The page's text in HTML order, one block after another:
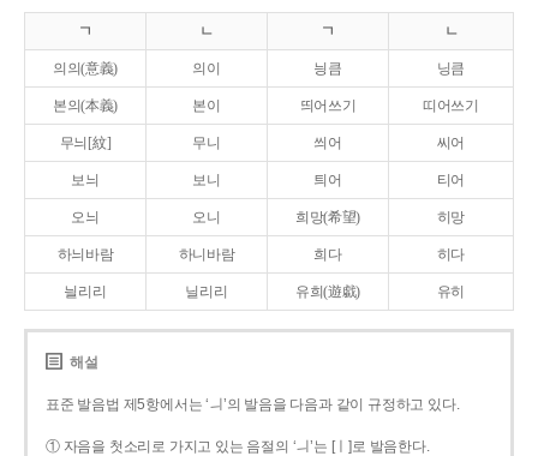
ㄱ ㄴ ㄱ ㄴ
의의(意義) 의이 닁큼 닝큼
본의(本義) 본이 띄어쓰기 띠어쓰기
무늬[紋] 무니 씌어 씨어
보늬 보니 틔어 티어
오늬 오니 희망(希望) 히망
하늬바람 하니바람 희다 히다
늴리리 닐리리 유희(遊戱) 유히
해설
표준 발음법 제5항에서는 ‘ㅢ’의 발음을 다음과 같이 규정하고 있다.
① 자음을 첫소리로 가지고 있는 음절의 ‘ㅢ’는 [ㅣ]로 발음한다.